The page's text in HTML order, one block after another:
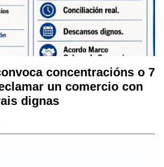
concentracións o 7
un comercio con
dignas